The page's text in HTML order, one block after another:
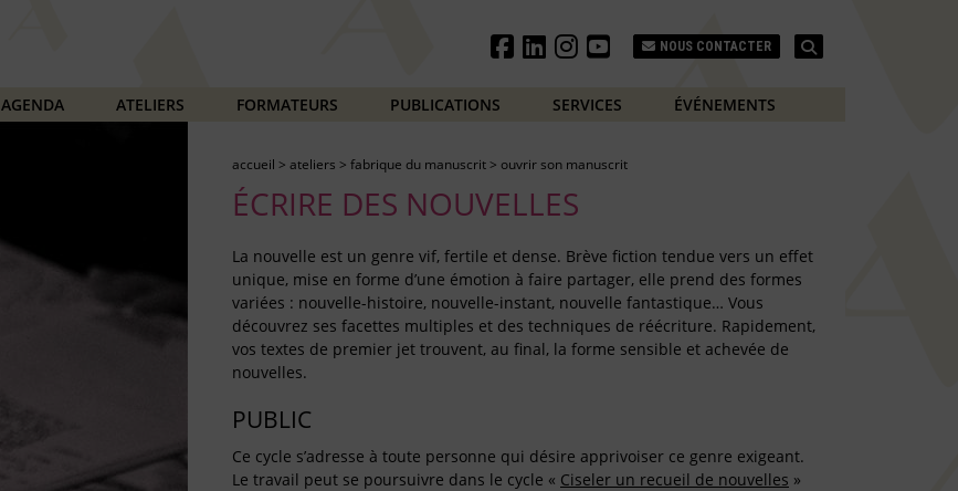
NOUS CONTACTER
AGENDA ATELIERS FORMATEURS PUBLICATIONS SERVICES ÉVÉNEMENTS
accueil > ateliers > fabrique du manuscrit> ouvrir son manuscrit
ÉCRIRE DES NOUVELLES
La nouvelle est un genre vif, fertile et dense. Brève fiction tendue vers un effet
unique, mise en forme d’une émotion à faire partager, elle prend des formes
variées : nouvelle-histoire, nouvelle-instant, nouvelle fantastique… Vous
découvrez ses facettes multiples et des techniques de réécriture. Rapidement,
vos textes de premier jet trouvent, au final, la forme sensible et achevée de
nouvelles.
PUBLIC
Ce cycle s’adresse à toute personne qui désire apprivoiser ce genre exigeant.
Le travail peut se poursuivre dans le cycle « Ciseler un recueil de nouvelles »